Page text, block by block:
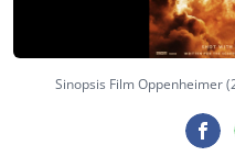
Sinopsis Film Oppenheimer